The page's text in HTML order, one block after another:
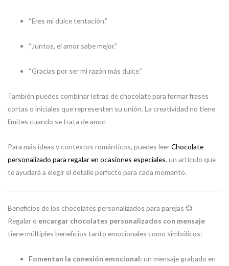
“Eres mi dulce tentación.”
“Juntos, el amor sabe mejor.”
“Gracias por ser mi razón más dulce.”
También puedes combinar letras de chocolate para formar frases
cortas o iniciales que representen su unión. La creatividad no tiene
límites cuando se trata de amor.
Para más ideas y contextos románticos, puedes leerChocolate
personalizado para regalar en ocasiones especiales, un artículo que
te ayudará a elegir el detalle perfecto para cada momento.
Beneficios de los chocolates personalizados para parejas 💞
Regalar o encargar chocolates personalizados con mensaje
tiene múltiples beneficios tanto emocionales como simbólicos:
Fomentan la conexión emocional: un mensaje grabado en